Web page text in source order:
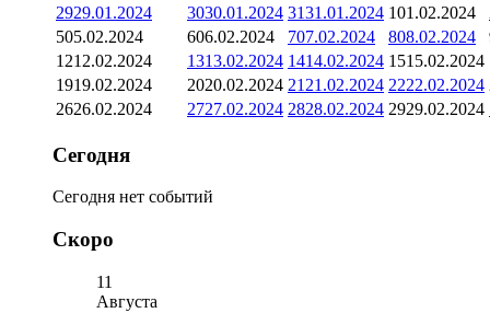
2929.01.2024 3030.01.2024 3131.01.2024 101.02.2024
505.02.2024 606.02.2024 707.02.2024 808.02.2024
1212.02.2024 1313.02.2024 1414.02.2024 1515.02.2024
1919.02.2024 2020.02.2024 21 21.02.2024 2222.02.2024
2626.02.2024 2727.02.2024 2828.02.2024 2929.02.2024
Сегодня
Сегодня нет событий
Скоро
11
Августа